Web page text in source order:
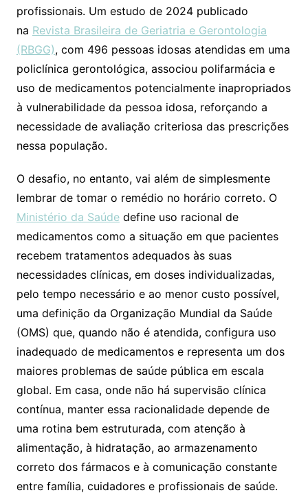
profissionais. Um estudo de 2024 publicado
na Revista Brasileira de Geriatria e Gerontologia
(RBGG), com 496 pessoas idosas atendidas em uma
policlínica gerontológica, associou polifarmácia e
uso de medicamentos potencialmente inapropriados
à vulnerabilidade da pessoa idosa, reforçando a
necessidade de avaliação criteriosa das prescrições
nessa população.
O desafio, no entanto, vai além de simplesmente
lembrar de tomar o remédio no horário correto. O
Ministério da Saúdedefine uso racional de
medicamentos como a situação em que pacientes
recebem tratamentos adequados às suas
necessidades clínicas, em doses individualizadas,
pelo tempo necessário e ao menor custo possível,
uma definição da Organização Mundial da Saúde
(OMS) que, quando não é atendida, configura uso
inadequado de medicamentos e representa um dos
maiores problemas de saúde pública em escala
global. Em casa, onde não há supervisão clínica
contínua, manter essa racionalidade depende de
uma rotina bem estruturada, com atenção à
alimentação, à hidratação, ao armazenamento
correto dos fármacos e à comunicação constante
entre família, cuidadores e profissionais de saúde.